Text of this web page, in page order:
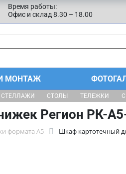
Время работы:
Офис и склад 8.30 – 18.00
МОНТАЖ
СТЕЛЛАЖИ СТОЛЫ ТЕЛЕЖКИ
Регион РК-
формата А5 Шкаф картотечный